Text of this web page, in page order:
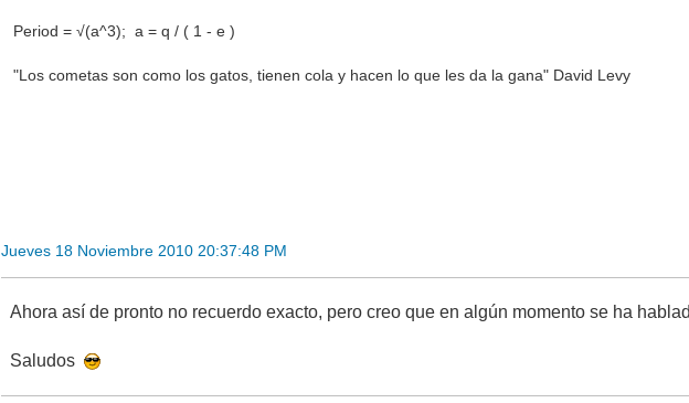
Period = √(a^3); a = q / ( 1 - e )
"Los cometas son como los gatos, tienen cola y hacen lo que les da la gana" David Levy
Jueves 18 Noviembre 2010 20:37:48 PM
Ahora así de pronto no recuerdo exacto, pero creo que en algún momento se ha
Saludos